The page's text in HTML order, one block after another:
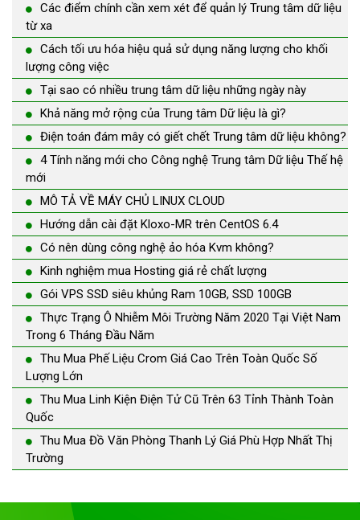
Các điểm chính cần xem xét để quản lý Trung tâm dữ liệu
từ xa
Cách tối ưu hóa hiệu quả sử dụng năng lượng cho khối
lượng công việc
Tại sao có nhiều trung tâm dữ liệu những ngày này
Khả năng mở rộng của Trung tâm Dữ liệu là gì?
Điện toán đám mây có giết chết Trung tâm dữ liệu không?
4 Tính năng mới cho Công nghệ Trung tâm Dữ liệu Thế hệ
mới
MÔ TẢ VỀ MÁY CHỦ LINUX CLOUD
Hướng dẫn cài đặt Kloxo-MR trên CentOS 6.4
Có nên dùng công nghệ ảo hóa Kvm không?
Kinh nghiệm mua Hosting giá rẻ chất lượng
Gói VPS SSD siêu khủng Ram 10GB, SSD 100GB
Thực Trạng Ô Nhiễm Môi Trường Năm 2020 Tại Việt Nam
Trong 6 Tháng Đầu Năm
Thu Mua Phế Liệu Crom Giá Cao Trên Toàn Quốc Số
Lượng Lớn
Thu Mua Linh Kiện Điện Tử Cũ Trên 63 Tỉnh Thành Toàn
Quốc
Thu Mua Đồ Văn Phòng Thanh Lý Giá Phù Hợp Nhất Thị
Trường